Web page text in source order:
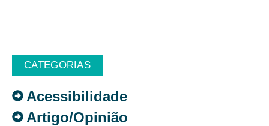
CATEGORIAS
Acessibilidade
Artigo/Opinião